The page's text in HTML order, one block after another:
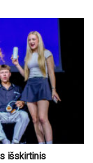
išskirtinis